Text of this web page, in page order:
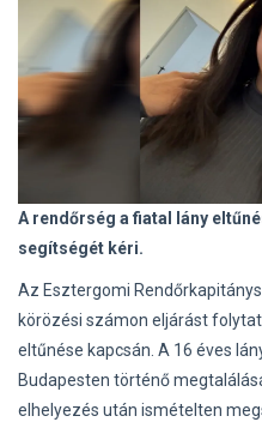
A rendőrség a fiatal lány
segítségét kéri.
Az Esztergomi
körözési számon eljárást
eltűnése kapcsán. A 16 éves
Budapesten történő
elhelyezés után ismételten